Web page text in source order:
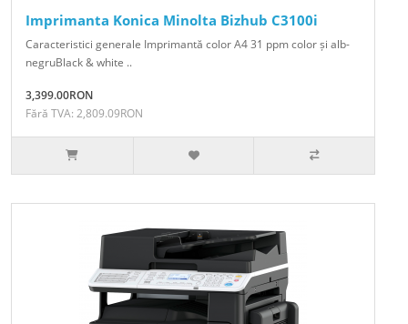
Imprimanta Konica Minolta Bizhub C3100i
Caracteristici generale Imprimantă color A4 31 ppm color și alb-
negruBlack & white ..
3,399.00RON
Fără TVA: 2,809.09RON